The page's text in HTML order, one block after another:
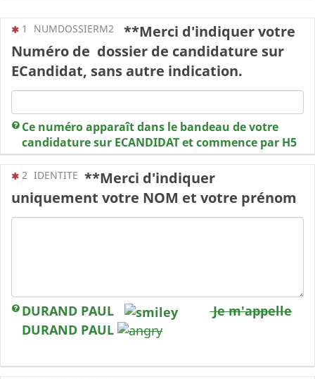
(Cette question est obligatoire)
1 NUMDOSSIERM2
**Merci d'indiquer votre
Numéro de dossier de candidature sur
ECandidat, sans autre indication.
Ce numéro apparaît dans le bandeau de votre
candidature sur ECANDIDAT et commence par H5
(Cette question est obligatoire)
2 IDENTITE **Merci d'indiquer
uniquement votre NOM et votre prénom
DURAND PAUL
Je m'appelle
DURAND PAUL